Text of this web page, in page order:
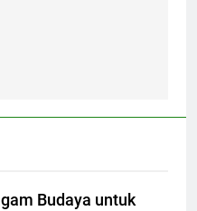
Budaya untuk